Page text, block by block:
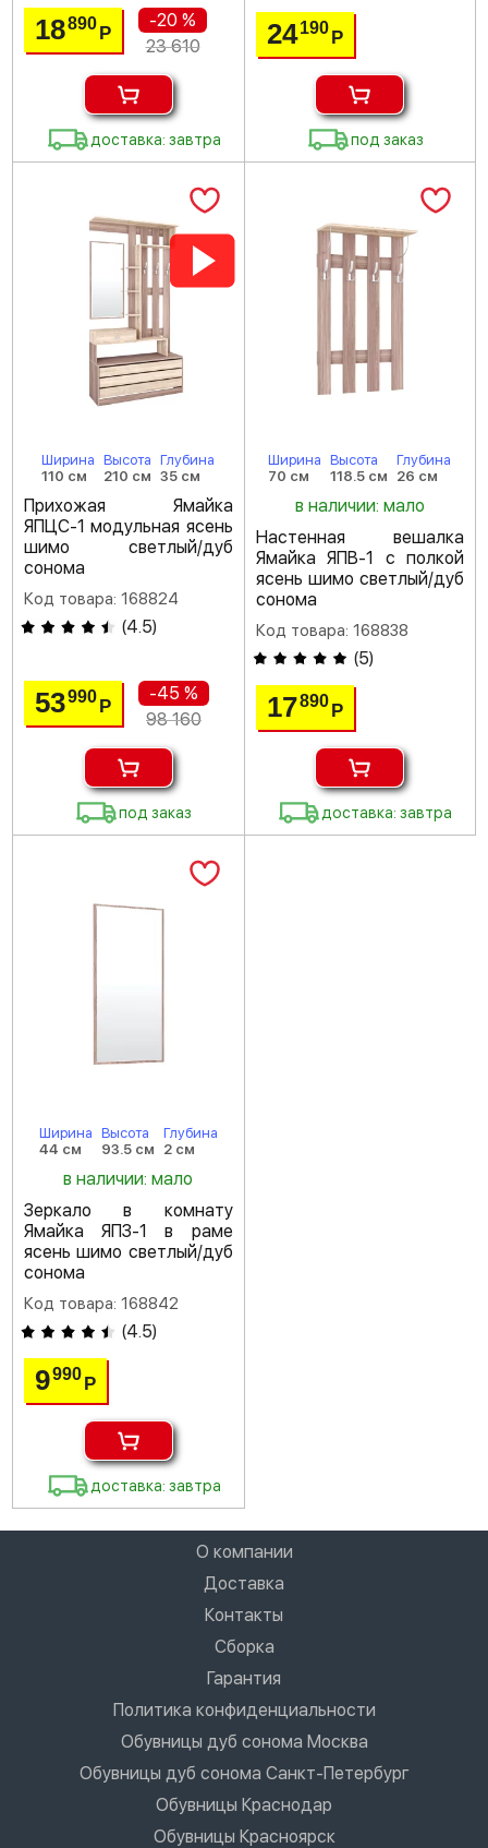
18890Р
-20 %
23 610
доставка: завтра
24 190 Р
под заказ
Ширина
110 см
Высота
210 см
Глубина
35 см
Прихожая Ямайка
ЯПЦС-1 модульная ясень
шимо светлый/дуб
сонома
Код товара: 168824
(4.5)
53990Р
-45 %
98 160
под заказ
Ширина
70 см
Высота
118.5 см
Глубина
26 см
в наличии: мало
Настенная вешалка
Ямайка ЯПВ-1 с полкой
ясень шимо светлый/дуб
сонома
Код товара: 168838
(5)
17890 Р
доставка: завтра
Ширина
44 см
Высота
93.5 см
Глубина
2 см
в наличии: мало
Зеркало в комнату
Ямайка ЯПЗ-1 в раме
ясень шимо светлый/дуб
сонома
Код товара: 168842
(4.5)
9990Р
доставка: завтра
О компании
Доставка
Контакты
Сборка
Гарантия
Политика конфиденциальности
Обувницы дуб сонома Москва
Обувницы дуб сонома Санкт-Петербург
Обувницы Краснодар
Обувницы Красноярск